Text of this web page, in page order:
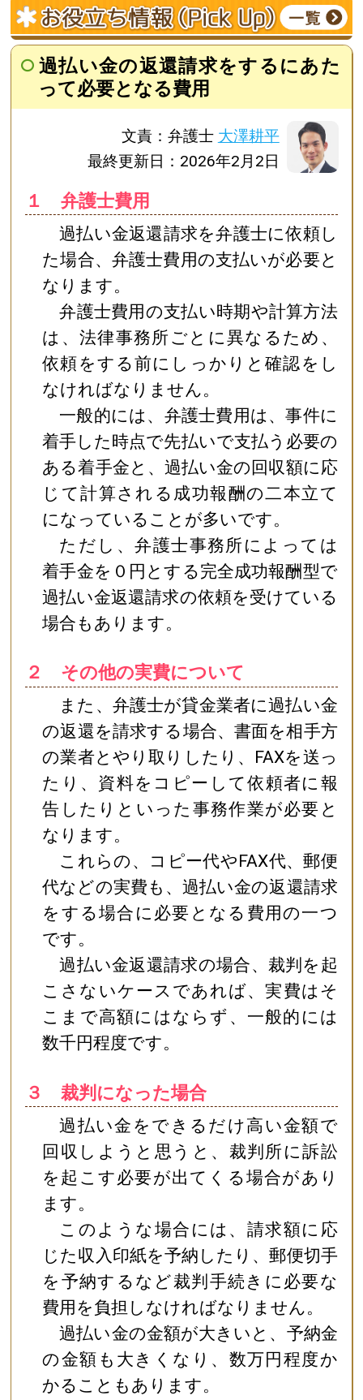
過払い金の返還請求をするにあた
って必要となる費用
文責：弁護士 大澤耕平
最終更新日：2026年2月2日
１ 弁護士費用
過払い金返還請求を弁護士に依頼し
た場合、弁護士費用の支払いが必要と
なります。
弁護士費用の支払い時期や計算方法
は、法律事務所ごとに異なるため、
依頼をする前にしっかりと確認をし
なければなりません。
一般的には、弁護士費用は、事件に
着手した時点で先払いで支払う必要の
ある着手金と、過払い金の回収額に応
じて計算される成功報酬の二本立て
になっていることが多いです。
ただし、弁護士事務所によっては
着手金を０円とする完全成功報酬型で
過払い金返還請求の依頼を受けている
場合もあります。
２ その他の実費について
また、弁護士が貸金業者に過払い金
の返還を請求する場合、書面を相手方
の業者とやり取りしたり、FAXを送っ
たり、資料をコピーして依頼者に報
告したりといった事務作業が必要と
なります。
これらの、コピー代やFAX代、郵便
代などの実費も、過払い金の返還請求
をする場合に必要となる費用の一つ
です。
過払い金返還請求の場合、裁判を起
こさないケースであれば、実費はそ
こまで高額にはならず、一般的には
数千円程度です。
３ 裁判になった場合
過払い金をできるだけ高い金額で
回収しようと思うと、裁判所に訴訟
を起こす必要が出てくる場合があり
ます。
このような場合には、請求額に応
じた収入印紙を予納したり、郵便切手
を予納するなど裁判手続きに必要な
費用を負担しなければなりません。
過払い金の金額が大きいと、予納金
の金額も大きくなり、数万円程度か
かることもあります。